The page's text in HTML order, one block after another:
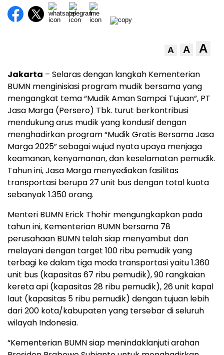
A A A
Jakarta – Selaras dengan langkah Kementerian
BUMN menginisiasi program mudik bersama yang
mengangkat tema “Mudik Aman Sampai Tujuan”, PT
Jasa Marga (Persero) Tbk. turut berkontribusi
mendukung arus mudik yang kondusif dengan
menghadirkan program “Mudik Gratis Bersama Jasa
Marga 2025” sebagai wujud nyata upaya menjaga
keamanan, kenyamanan, dan keselamatan pemudik.
Tahun ini, Jasa Marga menyediakan fasilitas
transportasi berupa 27 unit bus dengan total kuota
sebanyak 1.350 orang.
Menteri BUMN Erick Thohir mengungkapkan pada
tahun ini, Kementerian BUMN bersama 78
perusahaan BUMN telah siap menyambut dan
melayani dengan target 100 ribu pemudik yang
terbagi ke dalam tiga moda transportasi yaitu 1.360
unit bus (kapasitas 67 ribu pemudik), 90 rangkaian
kereta api (kapasitas 28 ribu pemudik), 26 unit kapal
laut (kapasitas 5 ribu pemudik) dengan tujuan lebih
dari 200 kota/kabupaten yang tersebar di seluruh
wilayah Indonesia.
“Kementerian BUMN siap menindaklanjuti arahan